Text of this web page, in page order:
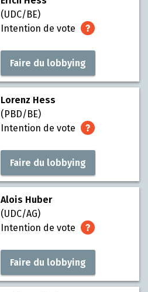
(UDC/BE)
Intention de vote
Faire du lobbying
Lorenz Hess
(PBD/BE)
Intention de vote
Faire du lobbying
Alois Huber
(UDC/AG)
Intention de vote
Faire du lobbying